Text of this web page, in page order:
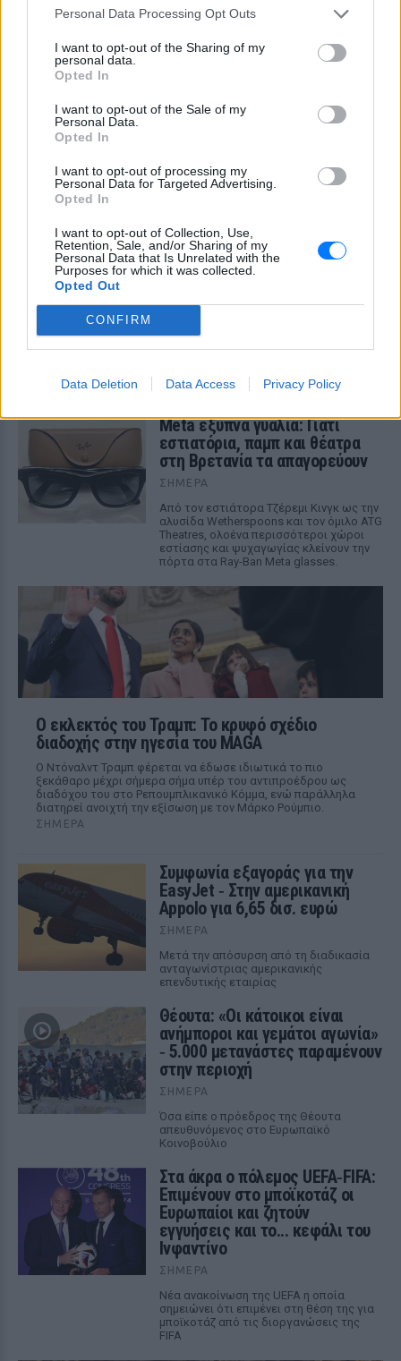
Personal Data Processing Opt Outs
I want to opt-out of the Sharing of my
personal data.
Opted In
I want to opt-out of the Sale of my
Personal Data.
Opted In
I want to opt-out of processing my
Personal Data for Targeted Advertising.
Opted In
I want to opt-out of Collection, Use,
Retention, Sale, and/or Sharing of my
Personal Data that Is Unrelated with the
Purposes for which it was collected.
Opted Out
CONFIRM
Data Deletion Data Access Privacy Policy
Γιατί δεν έσωσα το κουτάβι: Ο
συμβίωση του μικρού σκυλιού
ΣΉΜΕΡΑ
ούτε γίνεται να στείλω κάποιον
κτηνίατρο σε ένα μέρος όπου υπάρχει
αγέλη με λύκους, είναι επικίνδυνο» λέει
- Έχουν πεθάνει και έξι λυκόπουλα
Για πάντα στη Ρεάλ Μαδρίτης ο
Βινίσιους: Υπογράφει νέο
εξαετές συμβόλαιο ο
ΣΉΜΕΡΑ
Βραζιλιάνος είναι έτοιμος να αποδεχτεί
την πρόταση της Ρεάλ
Meta έξυπνα γυαλιά: Γιατί
εστιατόρια, παμπ και θέατρα
στη Βρετανία τα απαγορεύουν
ΣΉΜΕΡΑ
Από τον εστιάτορα Τζέρεμι Κινγκ ως την
αλυσίδα Wetherspoons και τον όμιλο ATG
Theatres, ολοένα περισσότεροι χώροι
εστίασης και ψυχαγωγίας κλείνουν την
πόρτα στα Ray-Ban Meta glasses.
Ο εκλεκτός του Τραμπ: Το κρυφό σχέδιο
διαδοχής στην ηγεσία του MAGA
Ο Ντόναλντ Τραμπ φέρεται να έδωσε ιδιωτικά το πιο
ξεκάθαρο μέχρι σήμερα σήμα υπέρ του αντιπροέδρου ως
διαδόχου του στο Ρεπουμπλικανικό Κόμμα, ενώ παράλληλα
διατηρεί ανοιχτή την εξίσωση με τον Μάρκο Ρούμπιο.
ΣΉΜΕΡΑ
Συμφωνία εξαγοράς για την
EasyJet ‑ Στην αμερικανική
Appolo για 6,65 δισ. ευρώ
ΣΉΜΕΡΑ
Μετά την απόσυρση από τη διαδικασία
ανταγωνίστριας αμερικανικής
επενδυτικής εταιρίας
Θέουτα: «Οι κάτοικοι είναι
ανήμποροι και γεμάτοι αγωνία»
‑ 5.000 μετανάστες παραμένουν
στην περιοχή
ΣΉΜΕΡΑ
Όσα είπε ο πρόεδρος της Θέουτα
απευθυνόμενος στο Ευρωπαϊκό
Κοινοβούλιο
Στα άκρα ο πόλεμος UEFA‑FIFA:
Επιμένουν στο μποϊκοτάζ οι
Ευρωπαίοι και ζητούν
εγγυήσεις και το... κεφάλι του
Ινφαντίνο
ΣΉΜΕΡΑ
Νέα ανακοίνωση της UEFA η οποία
σημειώνει ότι επιμένει στη θέση της για
μποϊκοτάζ από τις διοργανώσεις της
FIFA